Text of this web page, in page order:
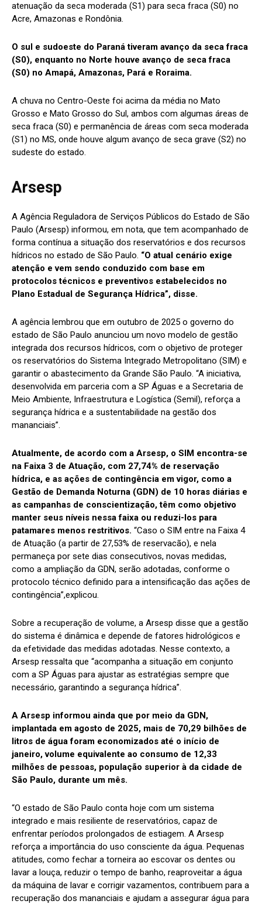
atenuação da seca moderada (S1) para seca fraca (S0) no
Acre, Amazonas e Rondônia.
O sul e sudoeste do Paraná tiveram avanço da seca fraca
(S0), enquanto no Norte houve avanço de seca fraca
(S0) no Amapá, Amazonas, Pará e Roraima.
A chuva no Centro-Oeste foi acima da média no Mato
Grosso e Mato Grosso do Sul, ambos com algumas áreas de
seca fraca (S0) e permanência de áreas com seca moderada
(S1) no MS, onde houve algum avanço de seca grave (S2) no
sudeste do estado.
Arsesp
A Agência Reguladora de Serviços Públicos do Estado de São
Paulo (Arsesp) informou, em nota, que tem acompanhado de
forma contínua a situação dos reservatórios e dos recursos
hídricos no estado de São Paulo. “O atual cenário exige
atenção e vem sendo conduzido com base em
protocolos técnicos e preventivos estabelecidos no
Plano Estadual de Segurança Hídrica”, disse.
A agência lembrou que em outubro de 2025 o governo do
estado de São Paulo anunciou um novo modelo de gestão
integrada dos recursos hídricos, com o objetivo de proteger
os reservatórios do Sistema Integrado Metropolitano (SIM) e
garantir o abastecimento da Grande São Paulo. “A iniciativa,
desenvolvida em parceria com a SP Águas e a Secretaria de
Meio Ambiente, Infraestrutura e Logística (Semil), reforça a
segurança hídrica e a sustentabilidade na gestão dos
mananciais”.
Atualmente, de acordo com a Arsesp, o SIM encontra-se
na Faixa 3 de Atuação, com 27,74% de reservação
hídrica, e as ações de contingência em vigor, como a
Gestão de Demanda Noturna (GDN) de 10 horas diárias e
as campanhas de conscientização, têm como objetivo
manter seus níveis nessa faixa ou reduzi-los para
patamares menos restritivos. “Caso o SIM entre na Faixa 4
de Atuação (a partir de 27,53% de reservacão), e nela
permaneça por sete dias consecutivos, novas medidas,
como a ampliação da GDN, serão adotadas, conforme o
protocolo técnico definido para a intensificação das ações de
contingência”,explicou.
Sobre a recuperação de volume, a Arsesp disse que a gestão
do sistema é dinâmica e depende de fatores hidrológicos e
da efetividade das medidas adotadas. Nesse contexto, a
Arsesp ressalta que “acompanha a situação em conjunto
com a SP Águas para ajustar as estratégias sempre que
necessário, garantindo a segurança hídrica”.
A Arsesp informou ainda que por meio da GDN,
implantada em agosto de 2025, mais de 70,29 bilhões de
litros de água foram economizados até o início de
janeiro, volume equivalente ao consumo de 12,33
milhões de pessoas, população superior à da cidade de
São Paulo, durante um mês.
“O estado de São Paulo conta hoje com um sistema
integrado e mais resiliente de reservatórios, capaz de
enfrentar períodos prolongados de estiagem. A Arsesp
reforça a importância do uso consciente da água. Pequenas
atitudes, como fechar a torneira ao escovar os dentes ou
lavar a louça, reduzir o tempo de banho, reaproveitar a água
da máquina de lavar e corrigir vazamentos, contribuem para a
recuperação dos mananciais e ajudam a assegurar água para